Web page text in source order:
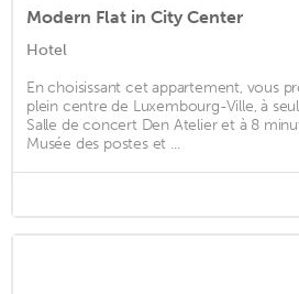
Modern Flat in City Center
Hotel
En choisissant cet appartement, vous
plein centre de Luxembourg-Ville, à
Salle de concert Den Atelier et à 8
Musée des postes et ...